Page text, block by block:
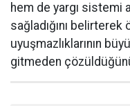
hem de yargı sistemi
sağladığını
uyuşmazlıklarının
gitmeden